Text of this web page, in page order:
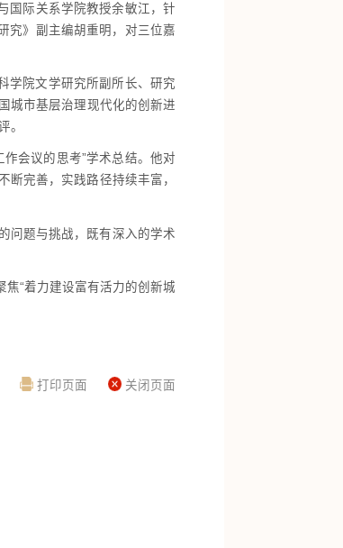
国际关系学院教授余敏江，针
究》副主编胡重明，对三位嘉
学院文学研究所副所长、研究
城市基层治理现代化的创新进
。
会议的思考”学术总结。他对
完善，实践路径持续丰富，
问题与挑战，既有深入的学术
“着力建设富有活力的创新城
打印页面 关闭页面